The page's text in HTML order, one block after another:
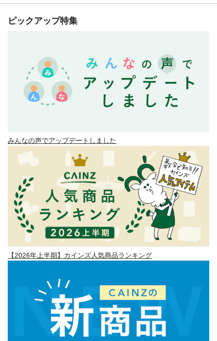
ピックアップ特集
みんなの声でアップデートしました
【2026年上半期】カインズ人気商品ランキング